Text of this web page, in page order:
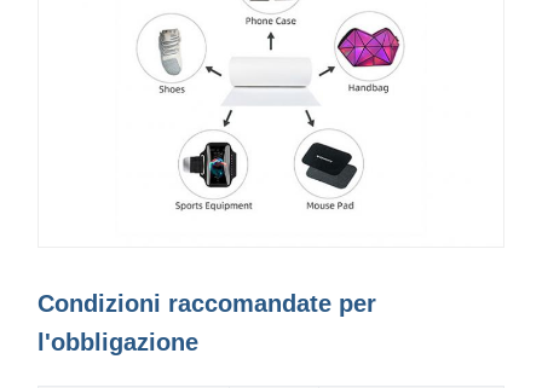
Condizioni raccomandate per
l'obbligazione